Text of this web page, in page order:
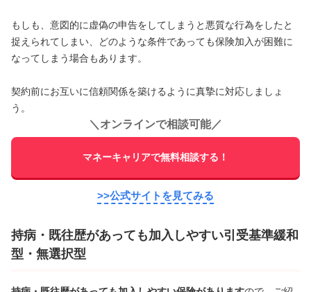
もしも、意図的に虚偽の申告をしてしまうと悪質な行為をしたと
捉えられてしまい、どのような条件であっても保険加入が困難に
なってしまう場合もあります。
契約前にお互いに信頼関係を築けるように真摯に対応しましょ
う。
＼ オンラインで相談可能／
マネーキャリアで無料相談する！
>>公式サイトを見てみる
持病・既往歴があっても加入しやすい引受基準緩和
型・無選択型